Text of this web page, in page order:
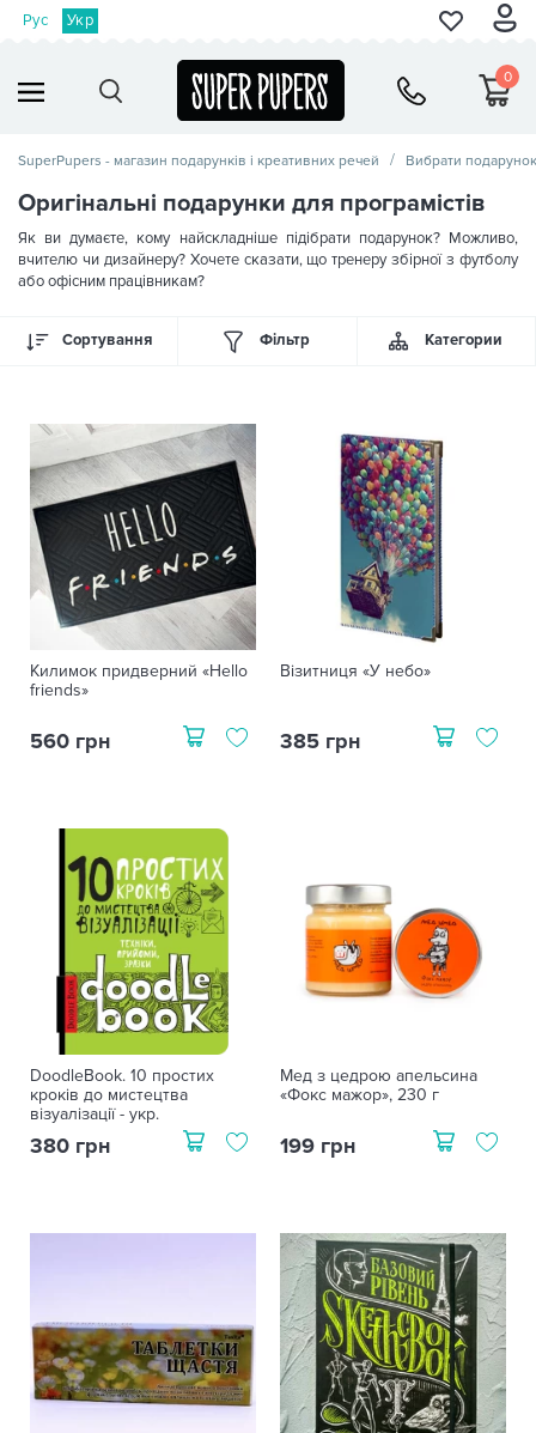
Рус Укр
0
SuperPupers - магазин подарунків і креативних речей Вибрати подарунок
Оригінальні подарунки для програмістів
Як ви думаєте, кому найскладніше підібрати подарунок? Можливо,
вчителю чи дизайнеру? Хочете сказати, що тренеру збірної з футболу
або офісним працівникам?
Сортування Фільтр Категории
Килимок придверний «Hello
friends»
560 грн
Візитниця «У небо»
385 грн
DoodleBook. 10 простих
кроків до мистецтва
візуалізації - укр.
380 грн
Мед з цедрою апельсина
«Фокс мажор», 230 г
199 грн